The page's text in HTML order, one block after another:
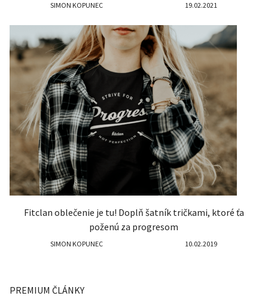
SIMON KOPUNEC 19.02.2021
Fitclan oblečenie je tu! Doplň šatník tričkami, ktoré ťa
poženú za progresom
SIMON KOPUNEC 10.02.2019
PREMIUM ČLÁNKY